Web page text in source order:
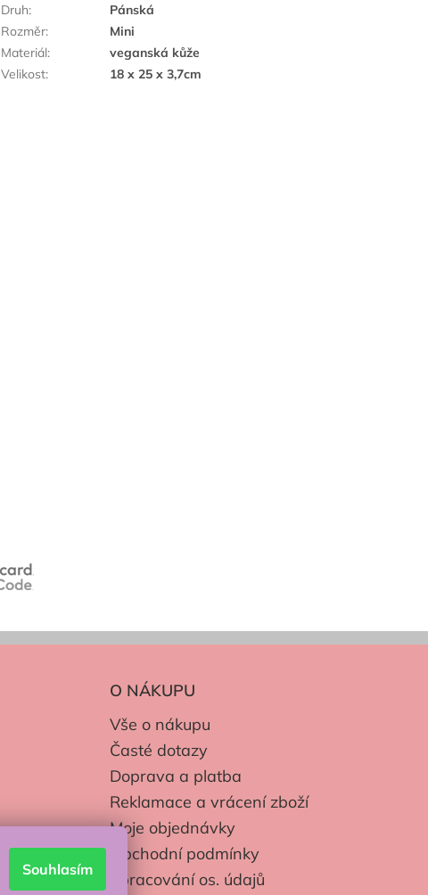
Souhlasím
Druh:
Pánská
Rozměr:
Mini
Materiál:
veganská kůže
Velikost: 18 x 25 x 3,7cm
O NÁKUPU
Vše o nákupu
Časté dotazy
Doprava a platba
Reklamace a vrácení zboží
Moje objednávky
Obchodní podmínky
Zpracování os. údajů